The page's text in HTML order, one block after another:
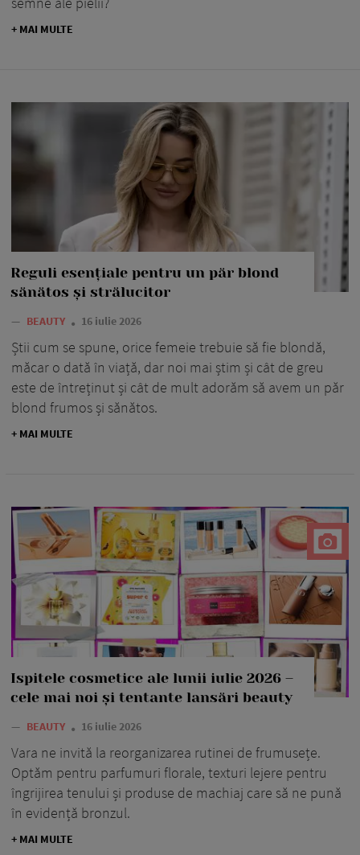
+ MAI MULTE
Reguli esențiale pentru un păr blond
sănătos și strălucitor
— BEAUTY 16 iulie 2026
Știi cum se spune, orice femeie trebuie să fie blondă,
măcar o dată în viață, dar noi mai știm și cât de greu
este de întreținut și cât de mult adorăm să avem un păr
blond frumos și sănătos.
+ MAI MULTE
Ispitele cosmetice ale lunii iulie 2026 –
cele mai noi și tentante lansări beauty
— BEAUTY 16 iulie 2026
Vara ne invită la reorganizarea rutinei de frumusețe.
Optăm pentru parfumuri florale, texturi lejere pentru
îngrijirea tenului și produse de machiaj care să ne pună
în evidență bronzul.
+ MAI MULTE